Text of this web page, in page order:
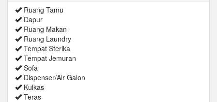
Ruang Tamu
Dapur
Ruang Makan
Ruang Laundry
Tempat Sterika
Tempat Jemuran
Sofa
Dispenser/Air Galon
Kulkas
Teras